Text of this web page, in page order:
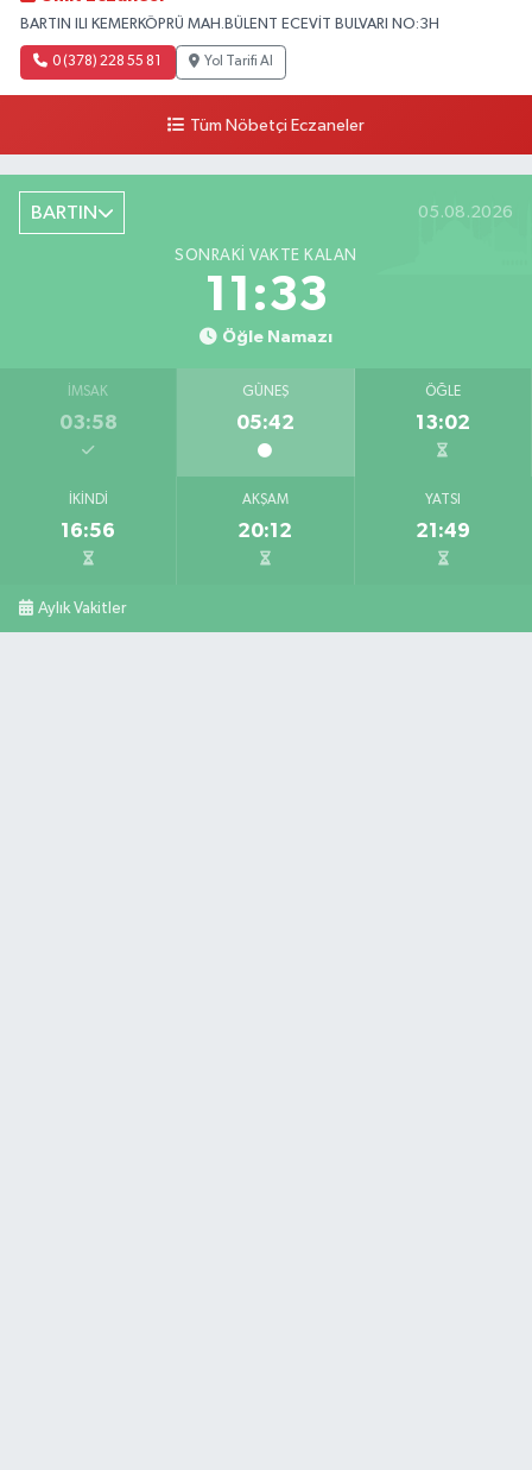
BARTIN ILI KEMERKÖPRÜ MAH.BÜLENT ECEVİT BULVARI NO:3H
0 (378) 228 55 81 Yol Tarifi Al
Tüm Nöbetçi Eczaneler
BARTIN 05.08.2026
SONRAKI VAKTE KALAN
11:32
Öğle Namazı
İMSAK
03:58
GÜNEŞ
05:42
ÖĞLE
13:02
İKINDI
16:56
AKŞAM
20:12
YATSI
21:49
Aylık Vakitler